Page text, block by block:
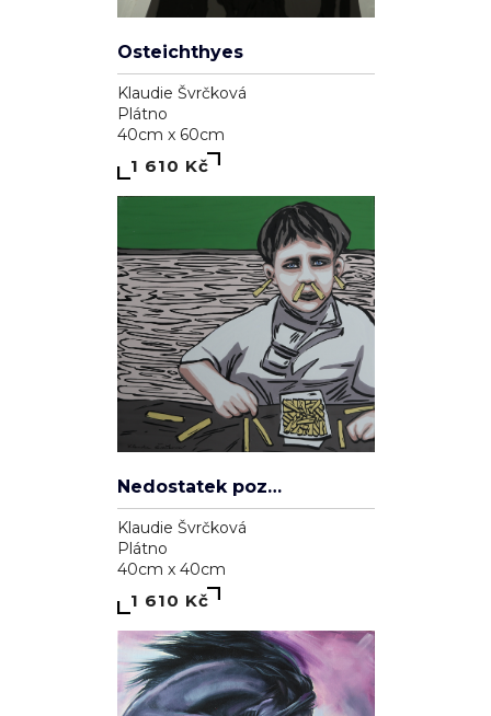
Osteichthyes
Klaudie Švrčková
Plátno
40cm x 60cm
1 610 Kč
Nedostatek pozornosti
Klaudie Švrčková
Plátno
40cm x 40cm
1 610 Kč